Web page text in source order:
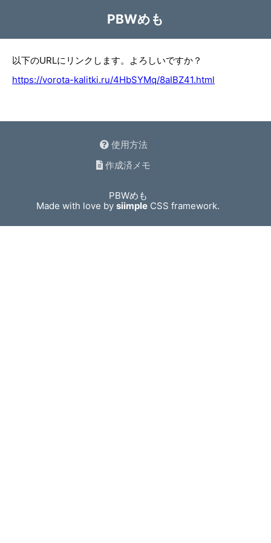
PBWめも
以下のURLにリンクします。よろしいですか？
https://vorota-kalitki.ru/4HbSYMq/8aIBZ41.html
使用方法
作成済メモ
PBWめも
Made with love bysiimple CSS framework.